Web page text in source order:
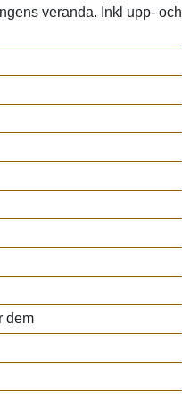
veranda. Inkl upp- och
dem